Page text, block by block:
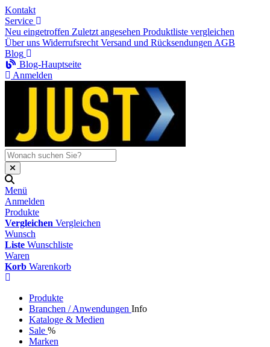
Kontakt
Service
Neu eingetroffen Zuletzt angesehen Produktliste vergleichen
Über uns Widerrufsrecht Versand und Rücksendungen AGB
Blog
Blog-Hauptseite
Anmelden
Menü
Anmelden
Produkte
Vergleichen Vergleichen
Wunsch
Liste Wunschliste
Waren
Korb Warenkorb
Produkte
Branchen / Anwendungen Info
Kataloge & Medien
Sale %
Marken